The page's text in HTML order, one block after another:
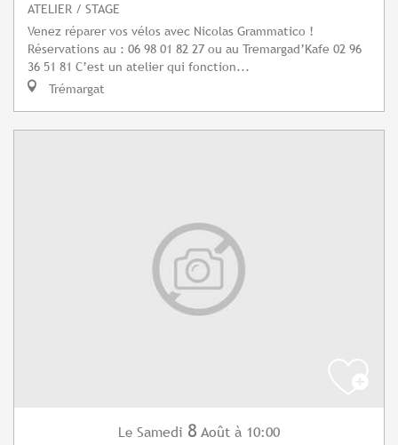
ATELIER / STAGE
Venez réparer vos vélos avec Nicolas Grammatico !
Réservations au : 06 98 01 82 27 ou au Tremargad’Kafe 02 96
36 51 81 C’est un atelier qui fonction...
Trémargat
Le Samedi 8 Août à 10:00